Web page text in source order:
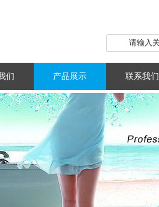
们 产品展示 联系我们